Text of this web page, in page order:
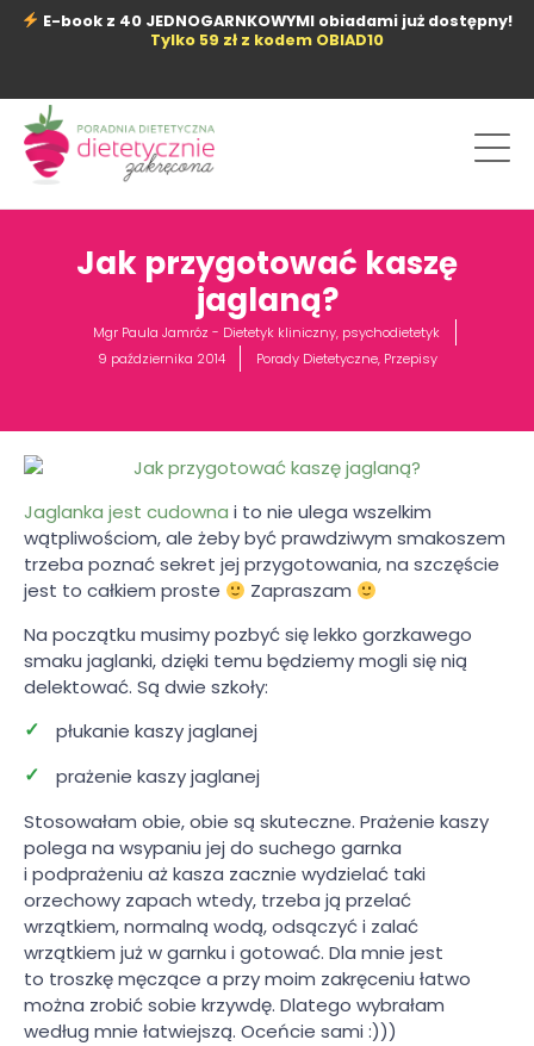
PrzejdźE-book z 40 JEDNOGARNKOWYMI obiadami już dostępny!
Tylko 59 zł z kodem OBIAD10
Jak przygotować kaszę
jaglaną?
Mgr Paula Jamróz - Dietetyk kliniczny, psychodietetyk
9 października 2014
Porady Dietetyczne, Przepisy
Jaglanka jest cudowna i to nie ulega wszelkim
wątpliwościom, ale żeby być prawdziwym smakoszem
trzeba poznać sekret jej przygotowania, na szczęście
jest to całkiem proste
Zapraszam
Na początku musimy pozbyć się lekko gorzkawego
smaku jaglanki, dzięki temu będziemy mogli się nią
delektować. Są dwie szkoły:
płukanie kaszy jaglanej
prażenie kaszy jaglanej
Stosowałam obie, obie są skuteczne. Prażenie kaszy
polega na wsypaniu jej do suchego garnka
i podprażeniu aż kasza zacznie wydzielać taki
orzechowy zapach wtedy, trzeba ją przelać
wrzątkiem, normalną wodą, odsączyć i zalać
wrzątkiem już w garnku i gotować. Dla mnie jest
to troszkę męczące a przy moim zakręceniu łatwo
można zrobić sobie krzywdę. Dlatego wybrałam
według mnie łatwiejszą. Oceńcie sami :)))